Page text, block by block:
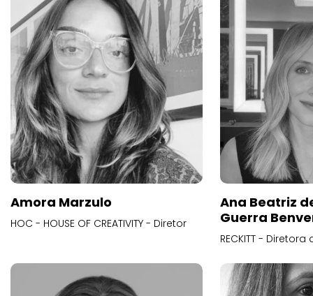
Amora Marzulo
HOC - HOUSE OF CREATIVITY - Diretor
Ana Beatriz
Guerra
RECKITT -